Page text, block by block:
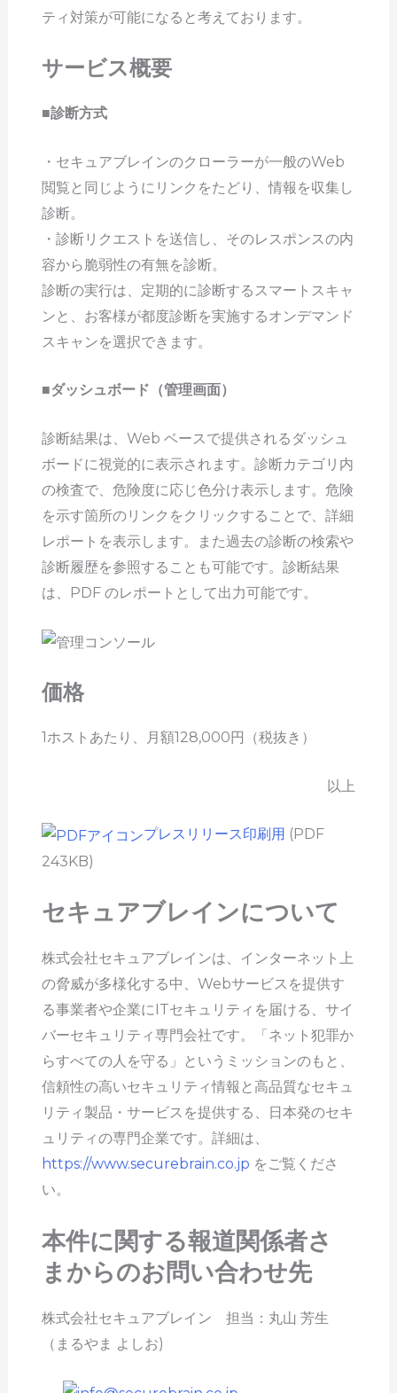
ティ対策が可能になると考えております。
サービス概要
■診断方式
・セキュアブレインのクローラーが一般のWeb
閲覧と同じようにリンクをたどり、情報を収集し
診断。
・診断リクエストを送信し、そのレスポンスの内
容から脆弱性の有無を診断。
診断の実行は、定期的に診断するスマートスキャ
ンと、お客様が都度診断を実施するオンデマンド
スキャンを選択できます。
■ダッシュボード（管理画面）
診断結果は、Web ベースで提供されるダッシュ
ボードに視覚的に表示されます。診断カテゴリ内
の検査で、危険度に応じ色分け表示します。危険
を示す箇所のリンクをクリックすることで、詳細
レポートを表示します。また過去の診断の検索や
診断履歴を参照することも可能です。診断結果
は、PDF のレポートとして出力可能です。
価格
1ホストあたり、月額128,000円（税抜き）
以上
プレスリリース印刷用 (PDF
243KB)
セキュアブレインについて
株式会社セキュアブレインは、インターネット上
の脅威が多様化する中、Webサービスを提供す
る事業者や企業にITセキュリティを届ける、サイ
バーセキュリティ専門会社です。「ネット犯罪か
らすべての人を守る」というミッションのもと、
信頼性の高いセキュリティ情報と高品質なセキュ
リティ製品・サービスを提供する、日本発のセキ
ュリティの専門企業です。詳細は、
https://www.securebrain.co.jp をご覧くださ
い。
本件に関する報道関係者さ
まからのお問い合わせ先
株式会社セキュアブレイン 担当：丸山 芳生
（まるやま よしお)